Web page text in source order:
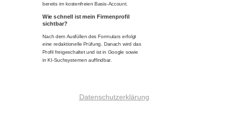
Datenschutzerklärung
bereits im kostenfreien Basis-Account.
Wie schnell ist mein Firmenprofil
sichtbar?
Nach dem Ausfüllen des Formulars erfolgt
eine redaktionelle Prüfung. Danach wird das
Profil freigeschaltet und ist in Google sowie
in KI-Suchsystemen auffindbar.